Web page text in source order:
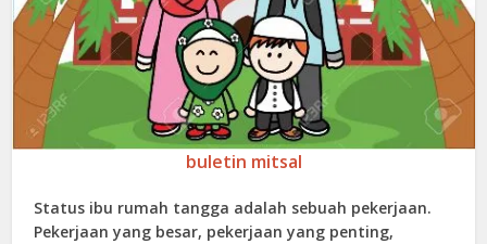
buletin mitsal
Status ibu rumah tangga adalah sebuah pekerjaan.
Pekerjaan yang besar, pekerjaan yang penting,